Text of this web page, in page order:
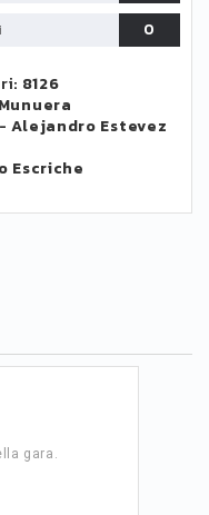
0
8126
-Alejandro Estevez
Escriche
gara.